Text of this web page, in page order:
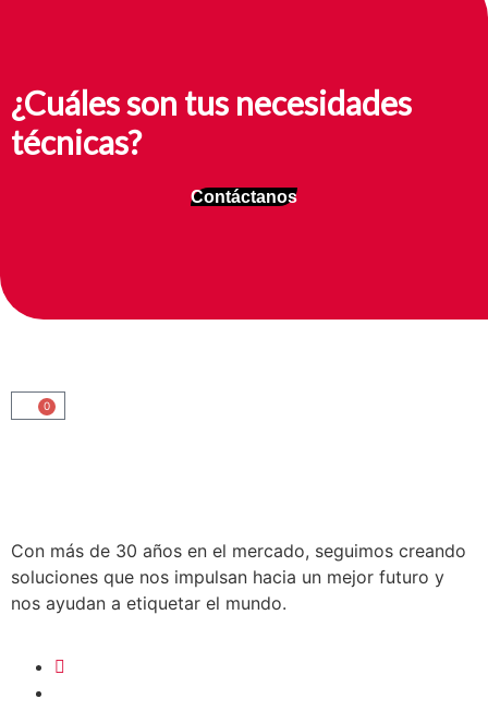
¿Cuáles son tus necesidades
técnicas?
Contáctanos
0
Con más de 30 años en el mercado, seguimos creando
soluciones que nos impulsan hacia un mejor futuro y
nos ayudan a etiquetar el mundo.